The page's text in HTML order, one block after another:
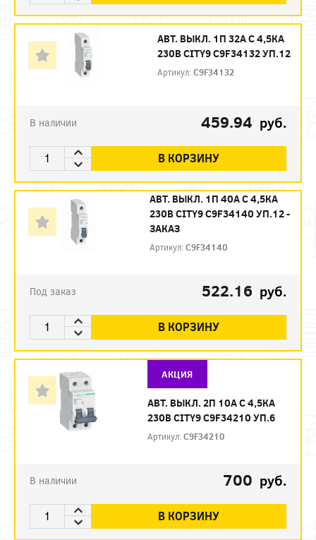
АВТ. ВЫКЛ. 1П 32А С 4,5КА
230В CITY9 C9F34132 УП.12
Артикул:C9F34132
В наличии 459.94 руб.
В КОРЗИНУ
АВТ. ВЫКЛ. 1П 40А С 4,5КА
230В CITY9 C9F34140 УП.12 -
ЗАКАЗ
Артикул:C9F34140
Под заказ 522.16 руб.
В КОРЗИНУ
АКЦИЯ
АВТ. ВЫКЛ. 2П 10А С 4,5КА
230В CITY9 C9F34210 УП.6
Артикул:C9F34210
В наличии 700 руб.
В КОРЗИНУ